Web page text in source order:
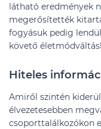
látható eredmények
megerősítették
fogyásuk pedig
követő
Hiteles
Amiről szintén
élvezetesebben
csoporttalálkozókon